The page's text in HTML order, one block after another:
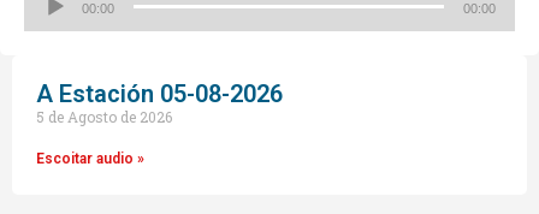
00:00 00:00
A Estación 05-08-2026
5 de Agosto de 2026
Escoitar audio »